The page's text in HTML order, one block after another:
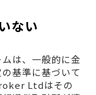
ない
は、一般的に金
基準に基づいて
Ltdはその